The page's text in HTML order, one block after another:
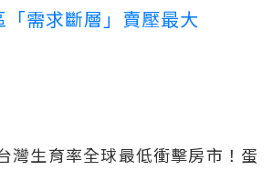
「需求斷層」賣壓最大
灣生育率全球最低衝擊房市！蛋